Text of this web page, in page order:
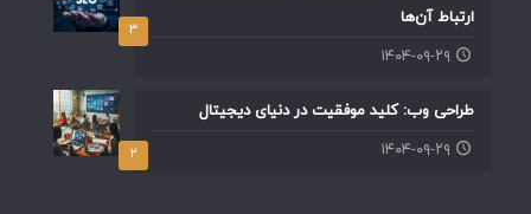
۳
ارتباط آن‌ها
۱۴۰۴-۰۹-۲۹
۲
طراحی وب: کلید موفقیت در دنیای دیجیتال
۱۴۰۴-۰۹-۲۹